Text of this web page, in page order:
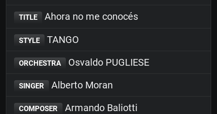
TITLE Ahora no me conocés
STYLE TANGO
ORCHESTRA Osvaldo PUGLIESE
SINGER Alberto Moran
COMPOSER Armando Baliotti